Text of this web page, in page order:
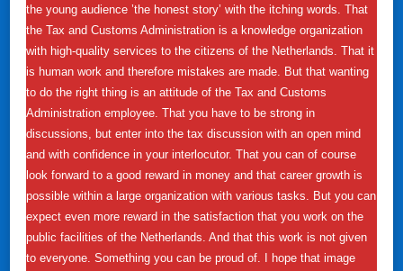
the young audience ’the honest story’ with the itching words. That
the Tax and Customs Administration is a knowledge organization
with high-quality services to the citizens of the Netherlands. That it
is human work and therefore mistakes are made. But that wanting
to do the right thing is an attitude of the Tax and Customs
Administration employee. That you have to be strong in
discussions, but enter into the tax discussion with an open mind
and with confidence in your interlocutor. That you can of course
look forward to a good reward in money and that career growth is
possible within a large organization with various tasks. But you can
expect even more reward in the satisfaction that you work on the
public facilities of the Netherlands. And that this work is not given
to everyone. Something you can be proud of. I hope that image